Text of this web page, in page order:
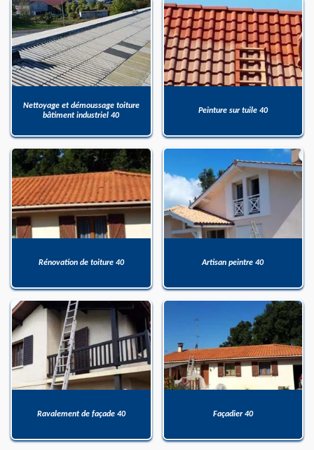
Nettoyage et démoussage toiture
bâtiment industriel 40
Peinture sur tuile 40
Rénovation de toiture 40 Artisan peintre 40
Ravalement de façade 40 Façadier 40